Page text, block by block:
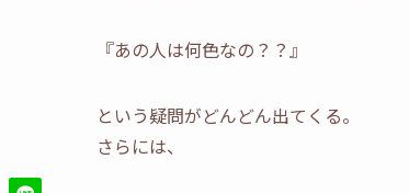
『あの人は何色なの？？』
という疑問がどんどん出てくる。
さらには、